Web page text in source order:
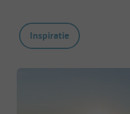
Inspiratie